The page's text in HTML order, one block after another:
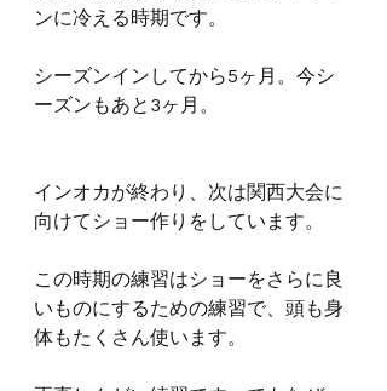
ンに冷える時期です。
シーズンインしてから5ヶ月。今シ
ーズンもあと3ヶ月。
インオカが終わり、次は関西大会に
向けてショー作りをしています。
この時期の練習はショーをさらに良
いものにするための練習で、頭も身
体もたくさん使います。